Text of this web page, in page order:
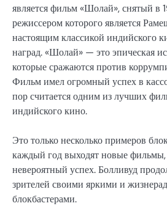
является фильм «Шолай», снятый в
режиссером которого является
настоящим классикой индийского
наград. «Шолай» — это эпическая
которые сражаются против
Фильм имел огромный успех в
пор считается одним из лучших
индийского кино.
Это только несколько примеров
каждый год выходят новые
невероятный успех. Болливуд
зрителей своими яркими и
блокбастерами.